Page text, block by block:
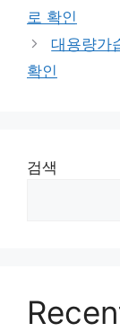
리
로 확인
대용량가
확인
검색